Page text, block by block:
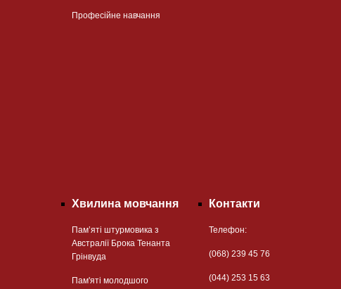
Професійне навчання
Хвилина мовчання
Пам’яті штурмовика з
Австралії Брока Тенанта
Грінвуда
Пам'яті молодшого
Контакти
Телефон:
(068) 239 45 76
(044) 253 15 63